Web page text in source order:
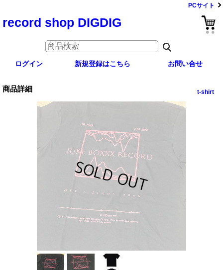
PCサイト
record shop DIGDIG
ログイン 新規登録はこちら お問い合せ
商品詳細 t-shirt